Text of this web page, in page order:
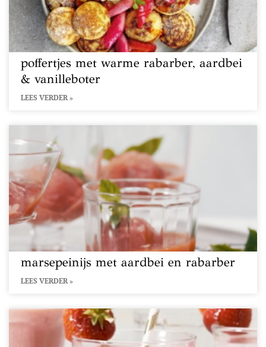
poffertjes met warme rabarber, aardbei
& vanilleboter
LEES VERDER »
marsepeinijs met aardbei en rabarber
LEES VERDER »